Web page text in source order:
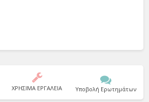
ΧΡΗΣΙΜΑ ΕΡΓΑΛΕΙΑ Υποβολή Ερωτημάτων